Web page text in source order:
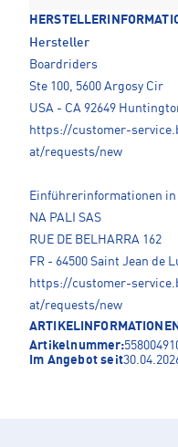
Hersteller
Boardriders
Ste 100, 5600 Argosy Cir
USA - CA 92649
https://customer-
at/requests/new
Einführerinformationen in
NA PALI SAS
RUE DE BELHARRA 162
FR - 64500 Saint Jean de
https://customer-
at/requests/new
ARTIKELINFORMATIONEN
Artikelnummer:
Im Angebot seit